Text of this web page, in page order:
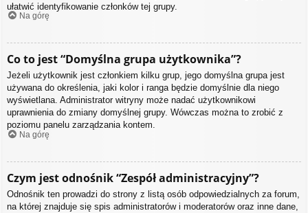
ułatwić identyfikowanie członków tej grupy.
Na górę
Co to jest “Domyślna grupa użytkownika”?
Jeżeli użytkownik jest członkiem kilku grup, jego domyślna grupa jest
używana do określenia, jaki kolor i ranga będzie domyślnie dla niego
wyświetlana. Administrator witryny może nadać użytkownikowi
uprawnienia do zmiany domyślnej grupy. Wówczas można to zrobić z
poziomu panelu zarządzania kontem.
Na górę
Czym jest odnośnik “Zespół administracyjny”?
Odnośnik ten prowadzi do strony z listą osób odpowiedzialnych za forum,
na której znajduje się spis administratorów i moderatorów oraz inne dane,